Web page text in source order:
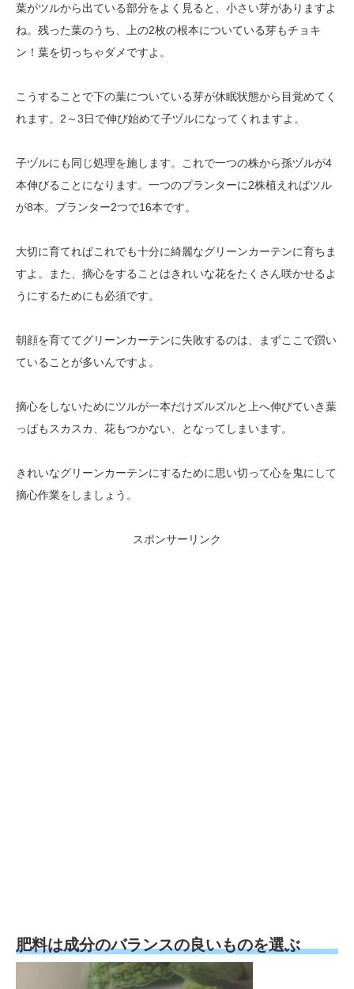
葉がツルから出ている部分をよく見ると、小さい芽がありますよ
ね。残った葉のうち、上の2枚の根本についている芽もチョキ
ン！葉を切っちゃダメですよ。
こうすることで下の葉についている芽が休眠状態から目覚めてく
れます。2～3日で伸び始めて子ヅルになってくれますよ。
子ヅルにも同じ処理を施します。これで一つの株から孫ヅルが4
本伸びることになります。一つのプランターに2株植えればツル
が8本。プランター2つで16本です。
大切に育てればこれでも十分に綺麗なグリーンカーテンに育ちま
すよ。また、摘心をすることはきれいな花をたくさん咲かせるよ
うにするためにも必須です。
朝顔を育ててグリーンカーテンに失敗するのは、まずここで躓い
ていることが多いんですよ。
摘心をしないためにツルが一本だけズルズルと上へ伸びていき葉
っぱもスカスカ、花もつかない、となってしまいます。
きれいなグリーンカーテンにするために思い切って心を鬼にして
摘心作業をしましょう。
スポンサーリンク
肥料は成分のバランスの良いものを選ぶ